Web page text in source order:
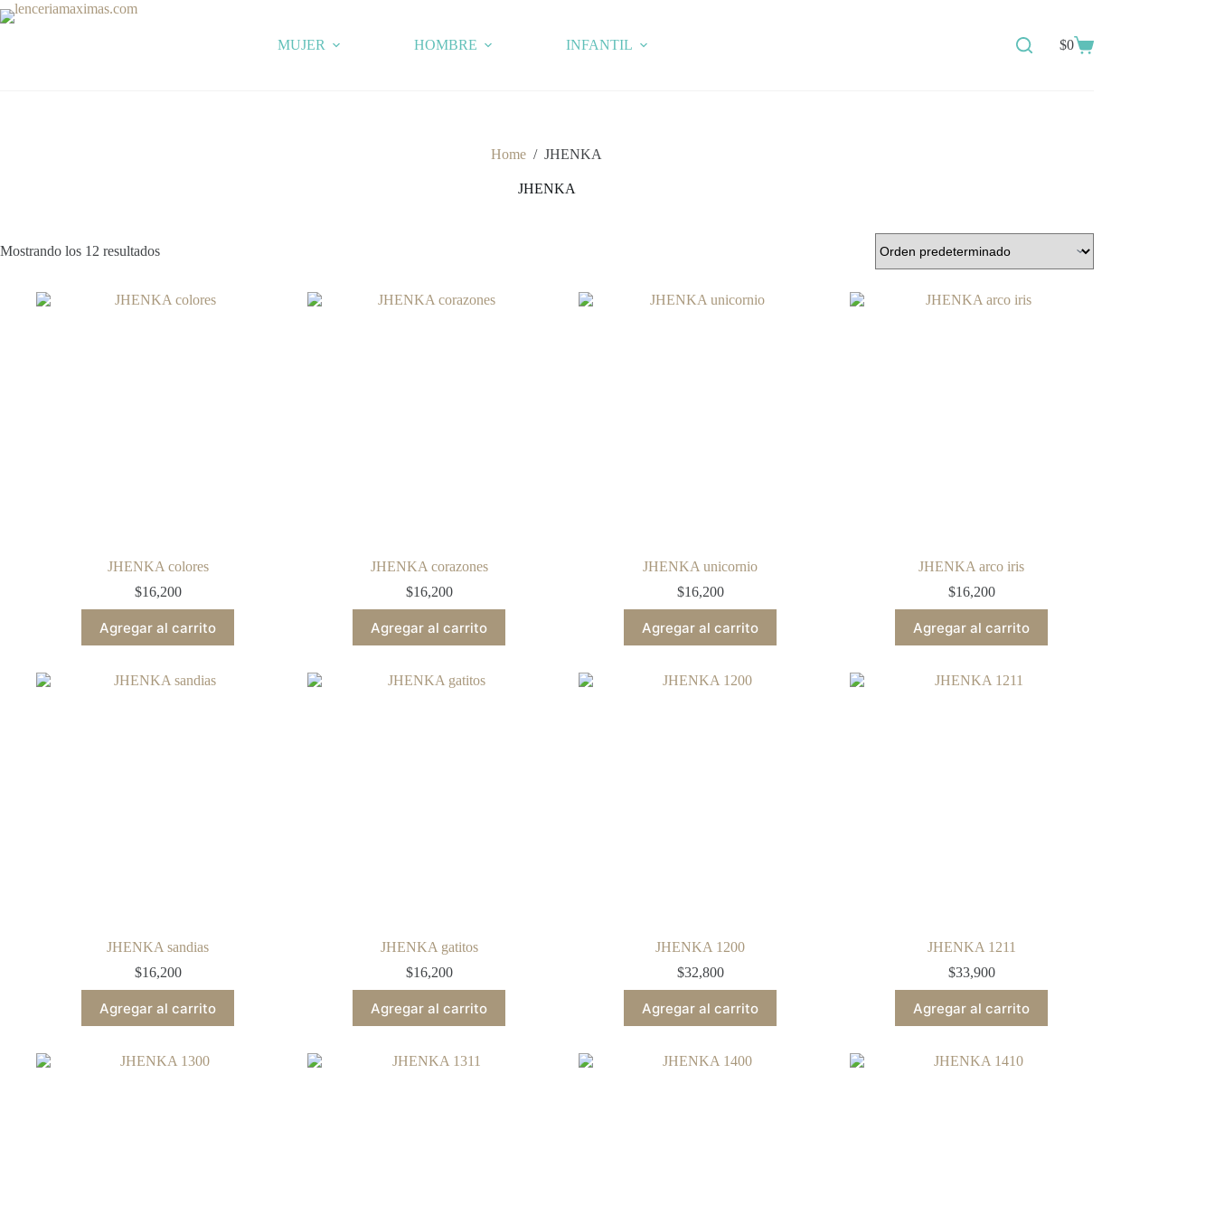
Skip
to
MUJER HOMBRE INFANTIL
Shopping
$0
Home / JHENKA
JHENKA
Mostrando los 12 resultados
JHENKA colores
$16,200
Agregar al carrito
JHENKA corazones
$16,200
Agregar al carrito
JHENKA unicornio
$16,200
Agregar al carrito
JHENKA arco iris
$16,200
Agregar al carrito
JHENKA sandias
$16,200
Agregar al carrito
JHENKA gatitos
$16,200
Agregar al carrito
JHENKA 1200
$32,800
Agregar al carrito
JHENKA 1211
$33,900
Agregar al carrito